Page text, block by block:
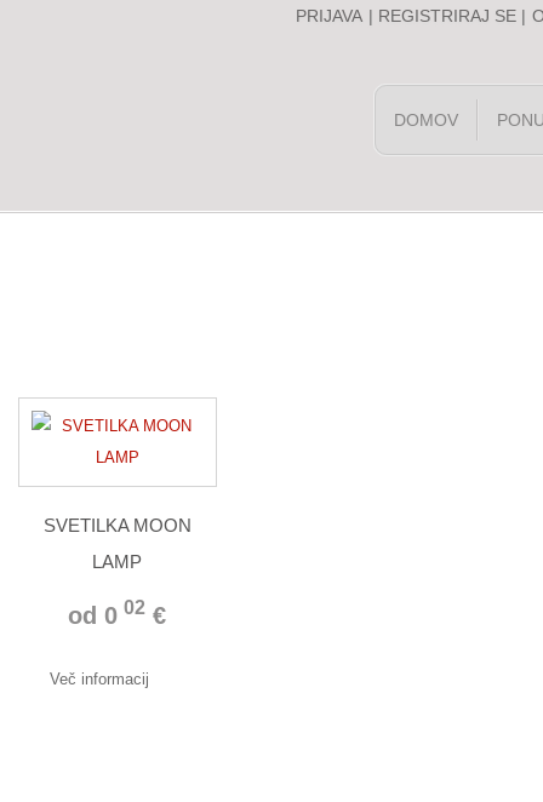
| REGISTRIRAJ SE |
PRIJAVA
DOMOV
SVETILKA MOON
LAMP
od 0 02 €
Več informacij